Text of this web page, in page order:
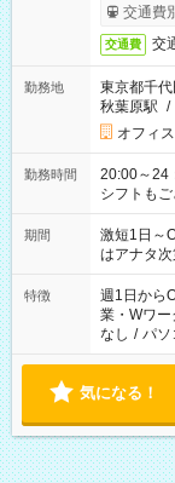
交通費
交通費 交
勤務地
東京都千代
秋葉原駅 /
オフィ
勤務時間
20:00～24
シフトも
期間
激短1日～
はアナタ次
特徴 週1日から
業・Wワー
なし / パソ
気になる！